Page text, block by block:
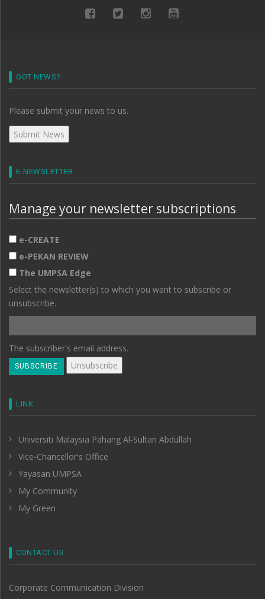
GOT NEWS?
Please submit your news to us.
E-NEWSLETTER
Manage your newsletter subscriptions
e-CREATE
e-PEKAN REVIEW
The UMPSA Edge
Select the newsletter(s) to which you want to subscribe or
unsubscribe.
The subscriber's email address.
LINK
Universiti Malaysia Pahang Al-Sultan Abdullah
Vice-Chancellor's Office
Yayasan UMPSA
My Community
My Green
CONTACT US
Corporate Communication Division